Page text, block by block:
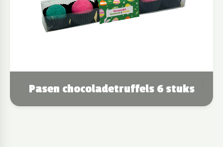
Pasen chocoladetruffels 6 stuks